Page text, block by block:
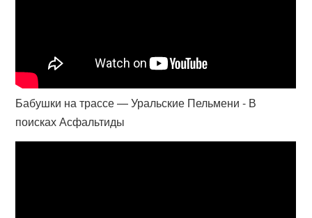
Бабушки на трассе — Уральские Пельмени - В
поисках Асфальтиды